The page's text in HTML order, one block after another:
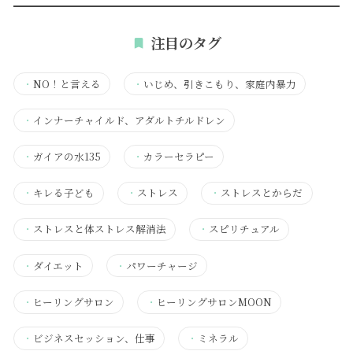
注目のタグ
・ NO！と言える ・ いじめ、引きこもり、家庭内暴力
・ インナーチャイルド、アダルトチルドレン
・ ガイアの水135 ・ カラーセラピー
・ キレる子ども ・ ストレス ・ ストレスとからだ
・ ストレスと体ストレス解消法 ・ スピリチュアル
・ ダイエット ・ パワーチャージ
・ ヒーリングサロン ・ ヒーリングサロンMOON
・ ビジネスセッション、仕事 ・ ミネラル